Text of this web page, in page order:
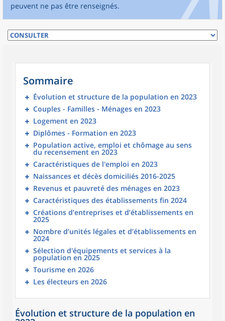
peuvent ne pas être renseignés.
Sommaire
Évolution et structure de la population en 2023
Couples - Familles - Ménages en 2023
Logement en 2023
Diplômes - Formation en 2023
Population active, emploi et chômage au sens
du recensement en 2023
Caractéristiques de l'emploi en 2023
Naissances et décès domiciliés 2016-2025
Revenus et pauvreté des ménages en 2023
Caractéristiques des établissements fin 2024
Créations d’entreprises et d’établissements en
2025
Nombre d’unités légales et d’établissements en
2024
Sélection d'équipements et services à la
population en 2025
Tourisme en 2026
Les électeurs en 2026
Évolution et structure de la population en